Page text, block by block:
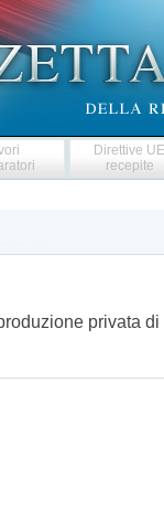
Direttive
recepite
privata